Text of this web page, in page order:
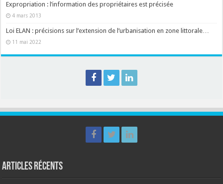
Expropriation : l’information des propriétaires est précisée
4 mars 2013
Loi ELAN : précisions sur l’extension de l’urbanisation en zone littorale…
11 mai 2022
Articles récents